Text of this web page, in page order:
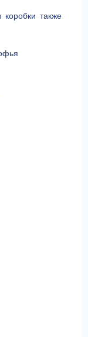
также